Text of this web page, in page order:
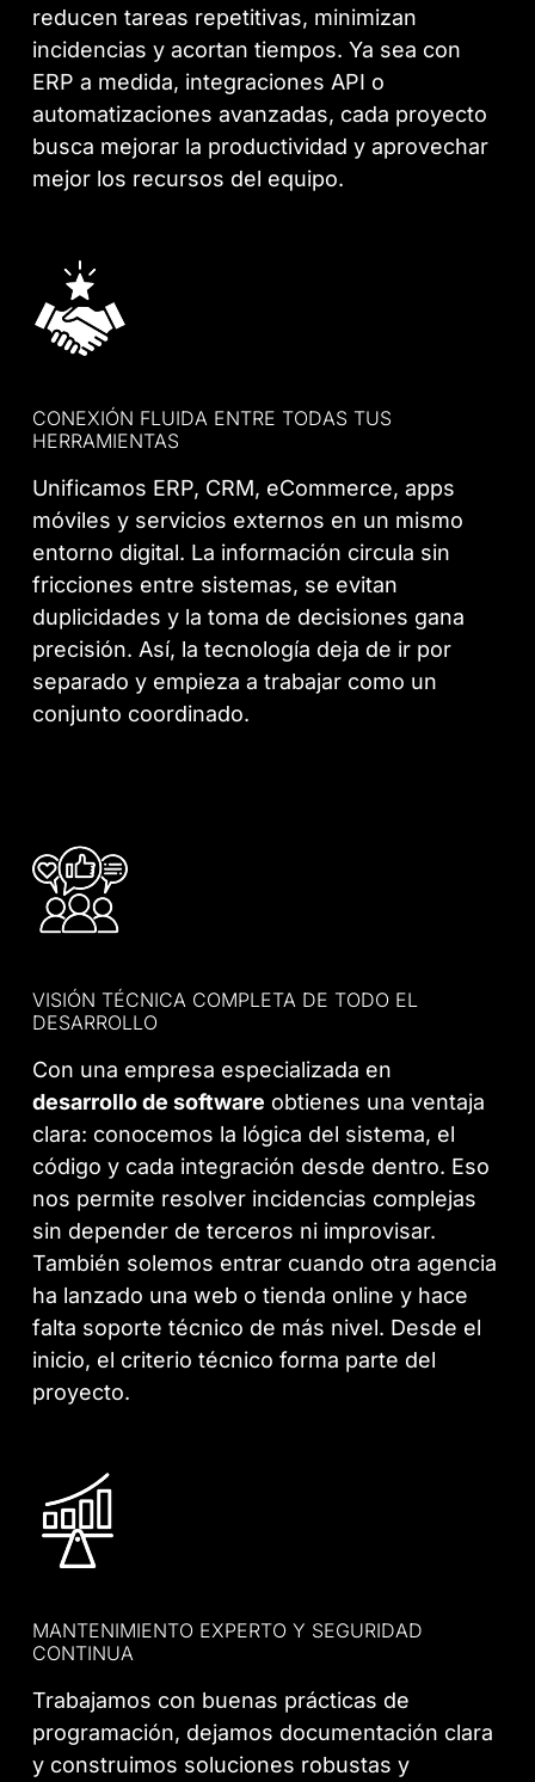
reducen tareas repetitivas, minimizan
incidencias y acortan tiempos. Ya sea con
ERP a medida, integraciones API o
automatizaciones avanzadas, cada proyecto
busca mejorar la productividad y aprovechar
mejor los recursos del equipo.
CONEXIÓN FLUIDA ENTRE TODAS TUS
HERRAMIENTAS
Unificamos ERP, CRM, eCommerce, apps
móviles y servicios externos en un mismo
entorno digital. La información circula sin
fricciones entre sistemas, se evitan
duplicidades y la toma de decisiones gana
precisión. Así, la tecnología deja de ir por
separado y empieza a trabajar como un
conjunto coordinado.
VISIÓN TÉCNICA COMPLETA DE TODO EL
DESARROLLO
Con una empresa especializada en
desarrollo de software obtienes una ventaja
clara: conocemos la lógica del sistema, el
código y cada integración desde dentro. Eso
nos permite resolver incidencias complejas
sin depender de terceros ni improvisar.
También solemos entrar cuando otra agencia
ha lanzado una web o tienda online y hace
falta soporte técnico de más nivel. Desde el
inicio, el criterio técnico forma parte del
proyecto.
MANTENIMIENTO EXPERTO Y SEGURIDAD
CONTINUA
Trabajamos con buenas prácticas de
programación, dejamos documentación clara
y construimos soluciones robustas y